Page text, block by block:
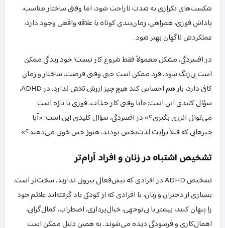
شکست‌های تکراری به شدت ناراحت شود، اما وقتی ساختار مناسب،
پاداش فوری، همراهی، زمان‌بندی کوتاه یا علاقه واقعی وجود دارد،
عملکردش ناگهان بهتر شود.
در افسردگی، مشکل معمولاً فقط شروع کار نیست؛ خود زندگی ممکن
است بی‌رنگ شود. فرد ممکن است حتی وقتی فرصت، ساختار و زمان
کافی دارد، باز هم احساس کند هیچ چیز ارزش تلاش ندارد. در ADHD،
سؤال کلیدی این است: «آیا وقتی کار جذاب، فوری یا تازه است
می‌توانی انرژی بگیری؟» در افسردگی، سؤال کلیدی این است: «آیا
چیزهایی که قبلاً برایت لذت‌بخش بودند، هنوز حس خوبی می‌دهند؟»
تشخیص اشتباه در زنان و افراد آرام‌تر
تشخیص ADHD در افرادی که بیش‌فعالی بیرونی ندارند، سخت‌تر است.
بسیاری از دختران و زنان، یا افرادی که از کودکی یاد گرفته‌اند علائم خود
را پنهان کنند، بیشتر با بی‌توجهی، خیال‌پردازی، اضطراب، کمال‌گرایی،
اهمال‌کاری و فرسودگی دیده می‌شوند. به همین دلیل ممکن است